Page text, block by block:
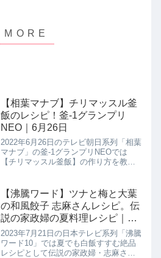
【相葉マナブ】チリマッスル釜
飯のレシピ！釜-1グランプリ
NEO｜6月26日
2022年6月26日のテレビ朝日系列「相葉
マナブ」の釜-1グランプリNEOでは
【チリマッスル釜飯】の作り方を教え
定チャンピオンは濃厚魚介豚骨釜飯！
>>これまでの釜-1グラ...
【沸騰ワード】ツナと梅と大葉
の和風餃子 志麻さんレシピ。伝
説の家政婦の夏料理レシピ｜7
月21日
2023年7月21日の日本テレビ系列「沸騰
ワード10」では夏でも白飯すすむ絶品
レシピとして伝説の家政婦・志麻さん